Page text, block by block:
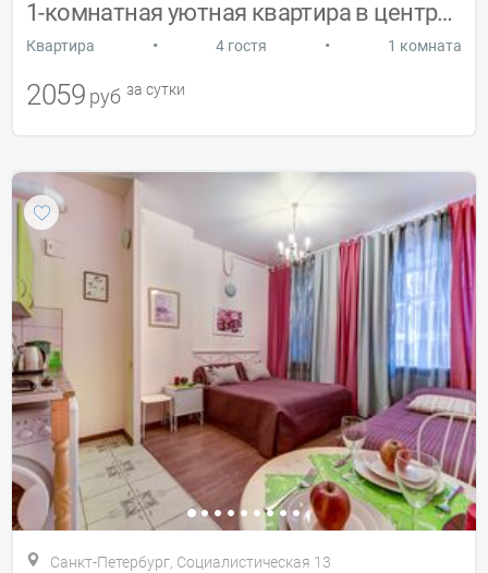
1-комнатная уютная квартира в центре СПб
Квартира • 4 гостя • 1 комната
2059 руб за сутки
Санкт-Петербург, Социалистическая 13